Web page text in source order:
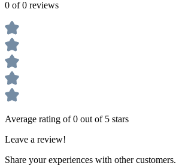
0 of 0 reviews
Average rating of 0 out of 5 stars
Leave a review!
Share your experiences with other customers.